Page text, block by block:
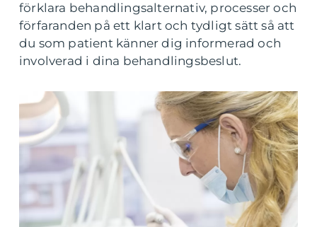
förklara behandlingsalternativ, processer och
förfaranden på ett klart och tydligt sätt så att
du som patient känner dig informerad och
involverad i dina behandlingsbeslut.